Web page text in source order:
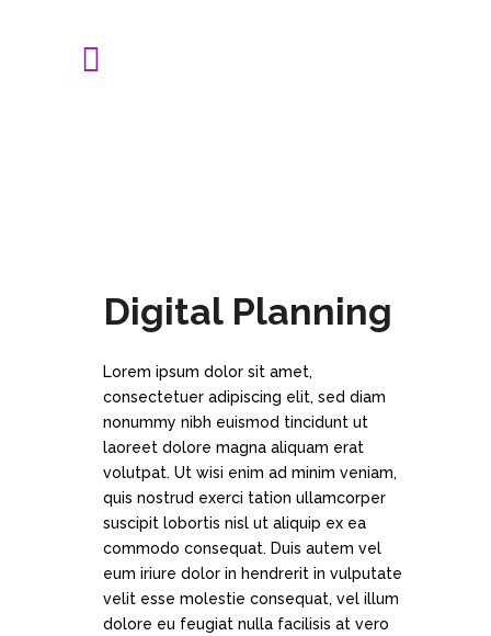
Digital Planning
Lorem ipsum dolor sit amet,
consectetuer adipiscing elit, sed diam
nonummy nibh euismod tincidunt ut
laoreet dolore magna aliquam erat
volutpat. Ut wisi enim ad minim veniam,
quis nostrud exerci tation ullamcorper
suscipit lobortis nisl ut aliquip ex ea
commodo consequat. Duis autem vel
eum iriure dolor in hendrerit in vulputate
velit esse molestie consequat, vel illum
dolore eu feugiat nulla facilisis at vero